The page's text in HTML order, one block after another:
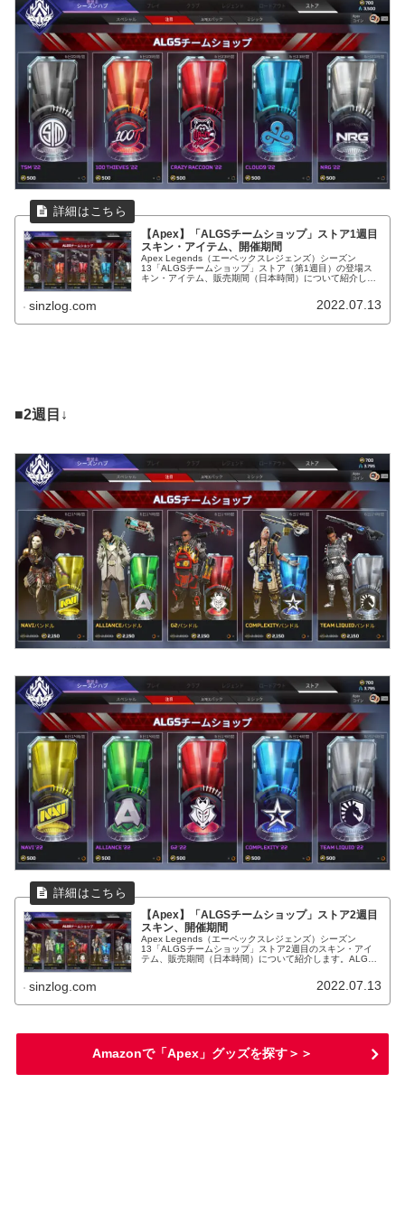
【Apex】「ALGSチームショップ」ストア1週目
スキン・アイテム、開催期間
Apex Legends（エーペックスレジェンズ）シーズン
13「ALGSチームショップ」ストア（第1週目）の登場ス
キン・アイテム、販売期間（日本時間）について紹介しま
sinzlog.com 2022.07.13
■2週目↓
【Apex】「ALGSチームショップ」ストア2週目
スキン、開催期間
Apex Legends（エーペックスレジェンズ）シーズン
13「ALGSチームショップ」ストア2週目のスキン・アイ
テム、販売期間（日本時間）について紹介します。ALGS5
sinzlog.com 2022.07.13
Amazonで「Apex」グッズを探す＞＞